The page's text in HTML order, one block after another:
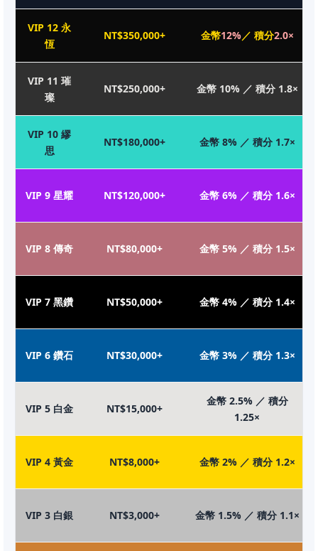
VIP 12 永
恆
NT$350,000+ 金幣12%／ 積分2.0×
VIP 11 璀
璨
NT$250,000+ 金幣 10% ／ 積分 1.8×
VIP 10 繆
思
NT$180,000+ 金幣 8% ／ 積分 1.7×
VIP 9 星耀 NT$120,000+ 金幣 6% ／ 積分 1.6×
VIP 8 傳奇 NT$80,000+ 金幣 5% ／ 積分 1.5×
VIP 7 黑鑽 NT$50,000+ 金幣 4% ／ 積分 1.4×
VIP 6 鑽石 NT$30,000+ 金幣 3% ／ 積分 1.3×
VIP 5 白金 NT$15,000+
金幣 2.5% ／ 積分
1.25×
VIP 4 黃金 NT$8,000+ 金幣 2% ／ 積分 1.2×
VIP 3 白銀 NT$3,000+ 金幣 1.5% ／ 積分 1.1×